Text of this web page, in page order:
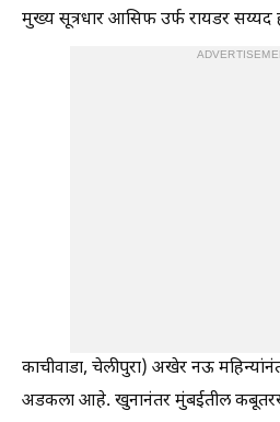
मुख्य सूत्रधार आसिफ उर्फ रायडर सय्यद
काचीवाडा, चेलीपुरा) अखेर नऊ
अडकला आहे. खुनानंतर मुंबईतील